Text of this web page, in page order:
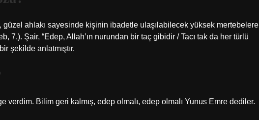
güzel ahlakı sayesinde kişinin ibadetle ulaşılabilecek yüksek mertebelere
7.). Şair, “Edep, Allah’ın nurundan bir taç gibidir / Tacı tak da her türlü
şekilde anlatmıştır.
verdim. Bilim geri kalmış, edep olmalı, edep olmalı Yunus Emre dediler.